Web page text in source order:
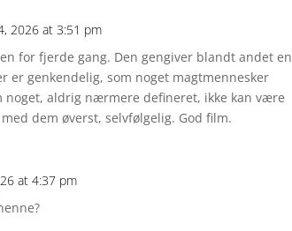
2026 at 3:51 pm
for fjerde gang. Den gengiver blandt andet en
er genkendelig, som noget magtmennesker
noget, aldrig nærmere defineret, ikke kan være
dem øverst, selvfølgelig. God film.
at 4:37 pm